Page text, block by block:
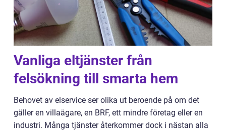
Vanliga eltjänster från
felsökning till smarta hem
Behovet av elservice ser olika ut beroende på om det
gäller en villaägare, en BRF, ett mindre företag eller en
industri. Många tjänster återkommer dock i nästan alla